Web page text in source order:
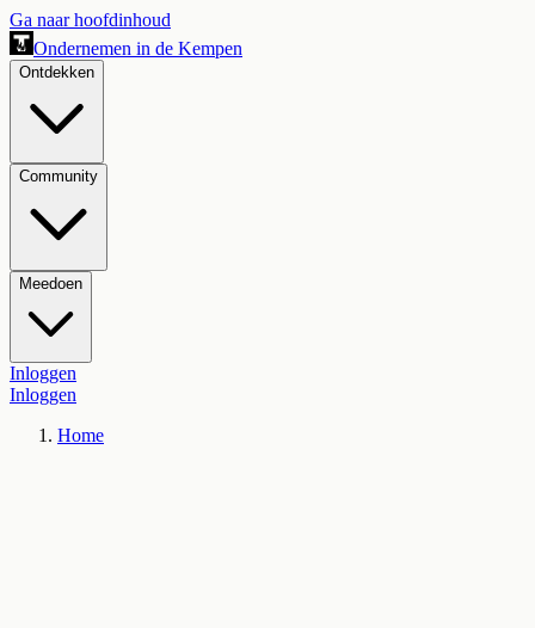
Ga naar hoofdinhoud
Ondernemen in de Kempen
Ontdekken
Community
Meedoen
Inloggen
Inloggen
Home